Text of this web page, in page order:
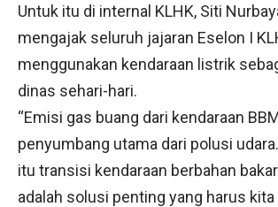
Untuk itu di internal KLHK, Siti
mengajak seluruh jajaran Eselon I
menggunakan kendaraan listrik
dinas sehari-hari.
“Emisi gas buang dari kendaraan
penyumbang utama dari polusi
itu transisi kendaraan berbahan
adalah solusi penting yang harus